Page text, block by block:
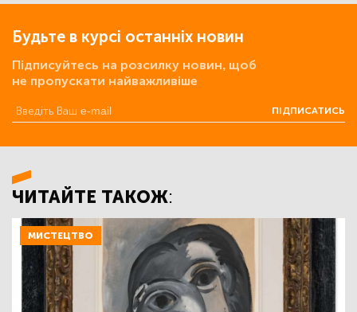
Будьте в курсі останніх новин
Підписуйтесь на розсилку новин, щоб
не пропускати найважливіше
ПІДПИСАТИСЬ
ЧИТАЙТЕ ТАКОЖ:
МИСТЕЦТВО